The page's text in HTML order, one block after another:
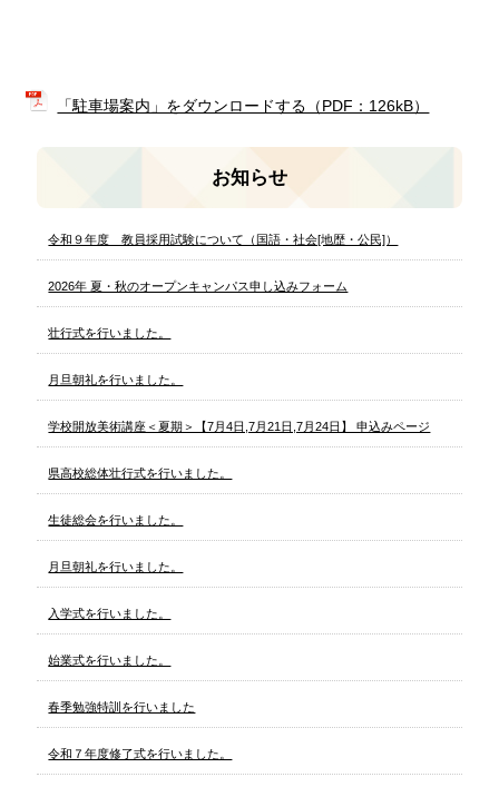
「駐車場案内」をダウンロードする（PDF：126kB）
お知らせ
令和９年度 教員採用試験について（国語・社会[地歴・公民]）
2026年 夏・秋のオープンキャンパス申し込みフォーム
壮行式を行いました。
月旦朝礼を行いました。
学校開放美術講座＜夏期＞【7月4日,7月21日,7月24日】 申込みページ
県高校総体壮行式を行いました。
生徒総会を行いました。
月旦朝礼を行いました。
入学式を行いました。
始業式を行いました。
春季勉強特訓を行いました
令和７年度修了式を行いました。